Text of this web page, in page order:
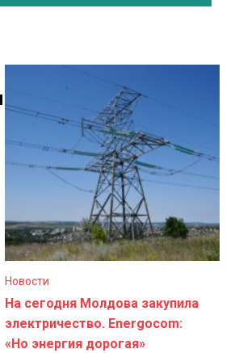
Новости
На сегодня Молдова закупила
электричество. Energocom:
«Но энергия дорогая»